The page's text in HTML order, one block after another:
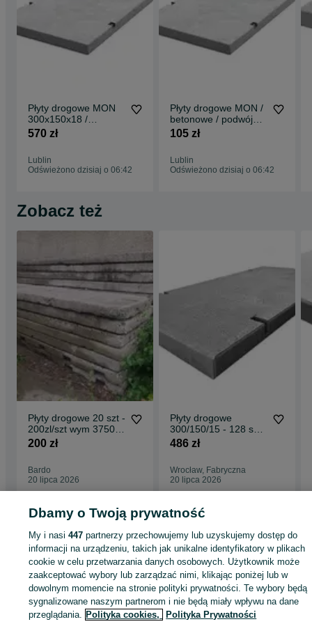
Płyty drogowe MON
300x150x18 /
betonowe / podwojnie
570 zł
Lublin
Odświeżono dzisiaj o 06:42
Płyty drogowe MON /
betonowe / podwójnie
zbrojone / MOCNE
105 zł
Lublin
Odświeżono dzisiaj o 06:42
Zobacz też
Płyty drogowe 20 szt -
200zl/szt wym 3750 x
900 x 130mm
200 zł
Bardo
20 lipca 2026
Płyty drogowe
300/150/15 - 128 szt.
PILNE
486 zł
Wrocław, Fabryczna
20 lipca 2026
Dolnośląskie
Płyty drogowe - Oława
KATEGORIA
ID:745583681 Wyświetlenia:
Dbamy o Twoją prywatność
My i nasi447 partnerzy przechowujemy lub uzyskujemy dostęp do
informacji na urządzeniu, takich jak unikalne identyfikatory w plikach
cookie w celu przetwarzania danych osobowych. Użytkownik może
zaakceptować wybory lub zarządzać nimi, klikając poniżej lub w
dowolnym momencie na stronie polityki prywatności. Te wybory będą
sygnalizowane naszym partnerom i nie będą miały wpływu na dane
przeglądania. Polityka cookies, Polityka Prywatności